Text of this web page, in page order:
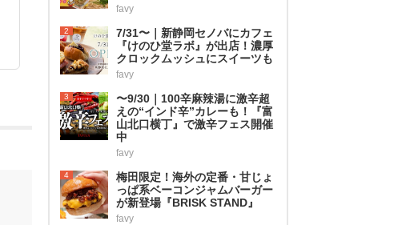
favy
2
7/31〜｜新静岡セノバにカフェ
『けのひ堂ラボ』が出店！濃厚
クロックムッシュにスイーツも
favy
3
〜9/30｜100辛麻辣湯に激辛超
えの“インド辛”カレーも！『富
山北口横丁』で激辛フェス開催
中
favy
4
梅田限定！海外の定番・甘じょ
っぱ系ベーコンジャムバーガー
が新登場『BRISK STAND』
favy